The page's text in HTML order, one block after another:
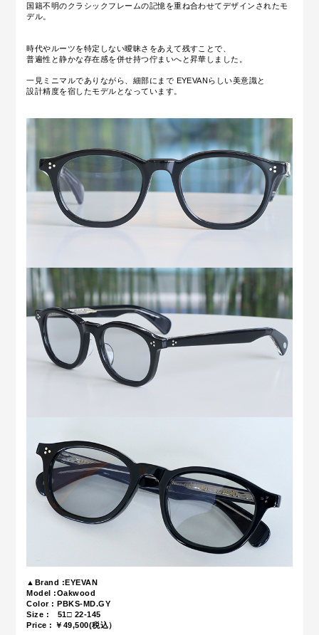
国籍不明のクラシックフレームの記憶を重ね合わせてデザインされたモ
デル。
時代やルーツを特定しない曖昧さをあえて残すことで、
普遍性と静かな存在感を併せ持つ佇まいへと昇華しました。
一見ミニマルでありながら、細部にまで EYEVANらしい美意識と
設計精度を宿したモデルとなっています。
▲Brand :EYEVAN
Model :Oakwood
Color : PBKS-MD.GY
Size : 51□ 22-145
Price : ￥49,500(税込）